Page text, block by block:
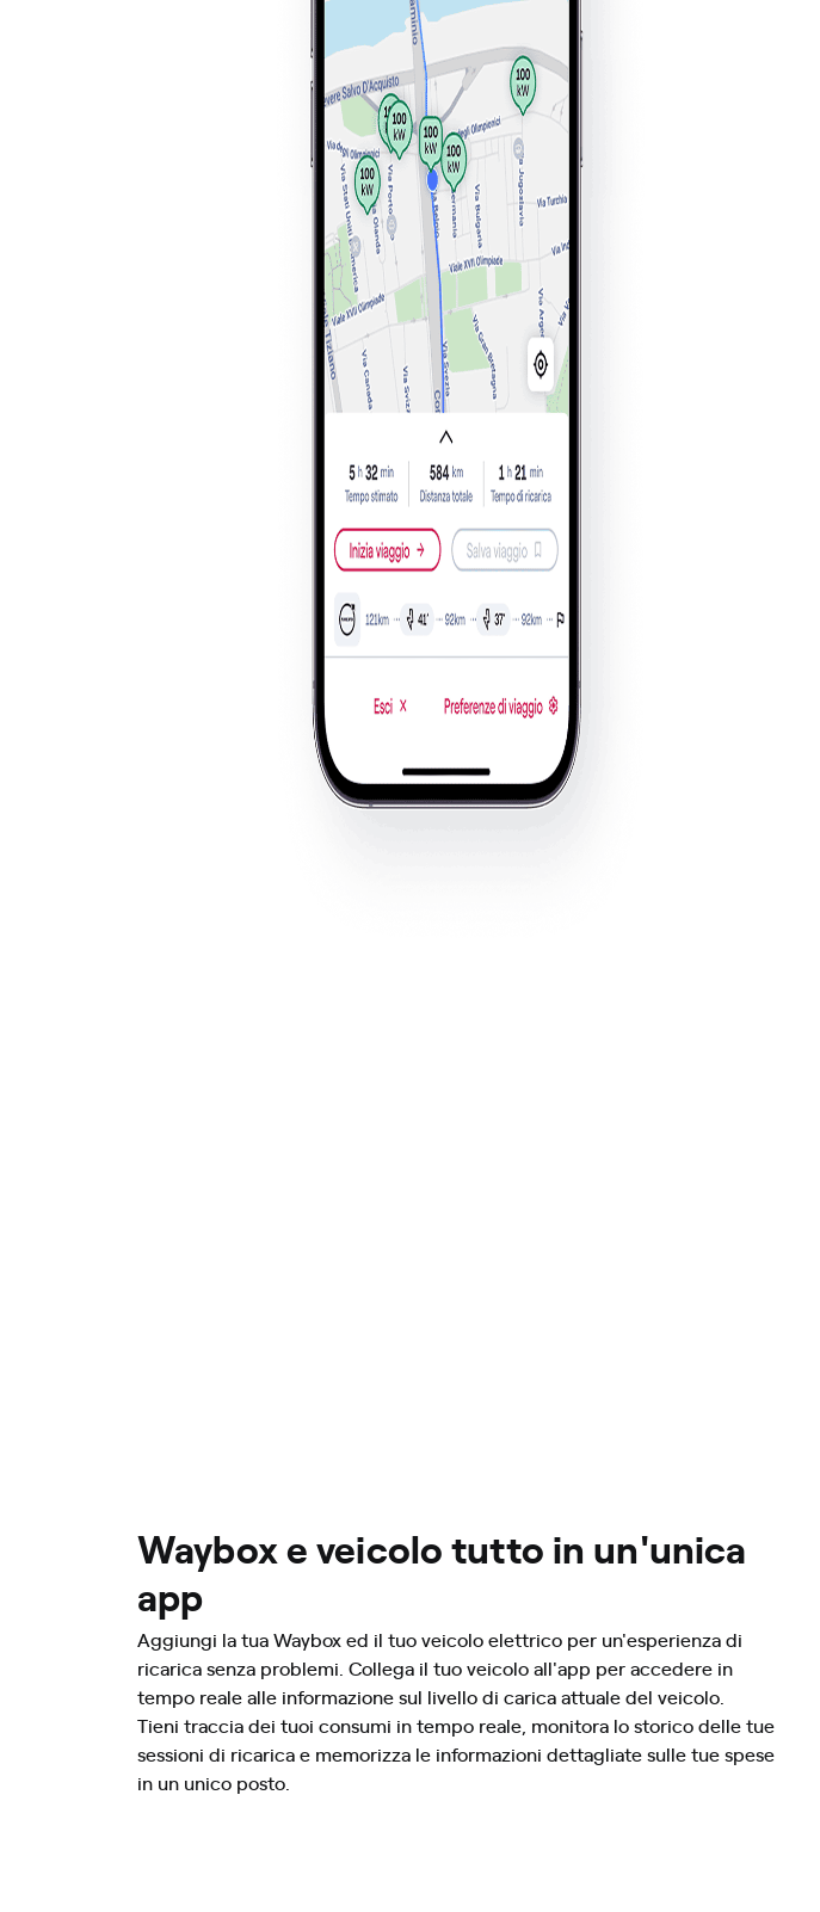
Waybox e veicolo tutto in un'unica
app
Aggiungi la tua Waybox ed il tuo veicolo elettrico per un'esperienza di
ricarica senza problemi. Collega il tuo veicolo all'app per accedere in
tempo reale alle informazione sul livello di carica attuale del veicolo.
Tieni traccia dei tuoi consumi in tempo reale, monitora lo storico delle tue
sessioni di ricarica e memorizza le informazioni dettagliate sulle tue spese
in un unico posto.